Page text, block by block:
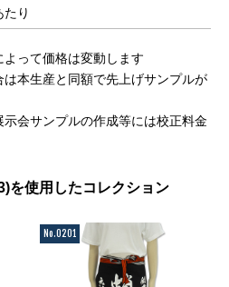
たり
って価格は変動します
本生産と同額で先上げサンプルが
会サンプルの作成等には校正料金
を使用したコレクション
No.0201